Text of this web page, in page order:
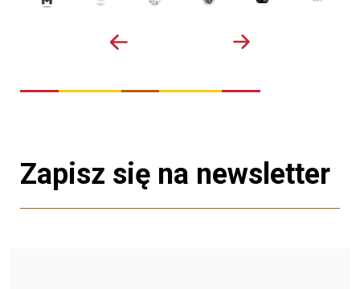
Zapisz się na newsletter